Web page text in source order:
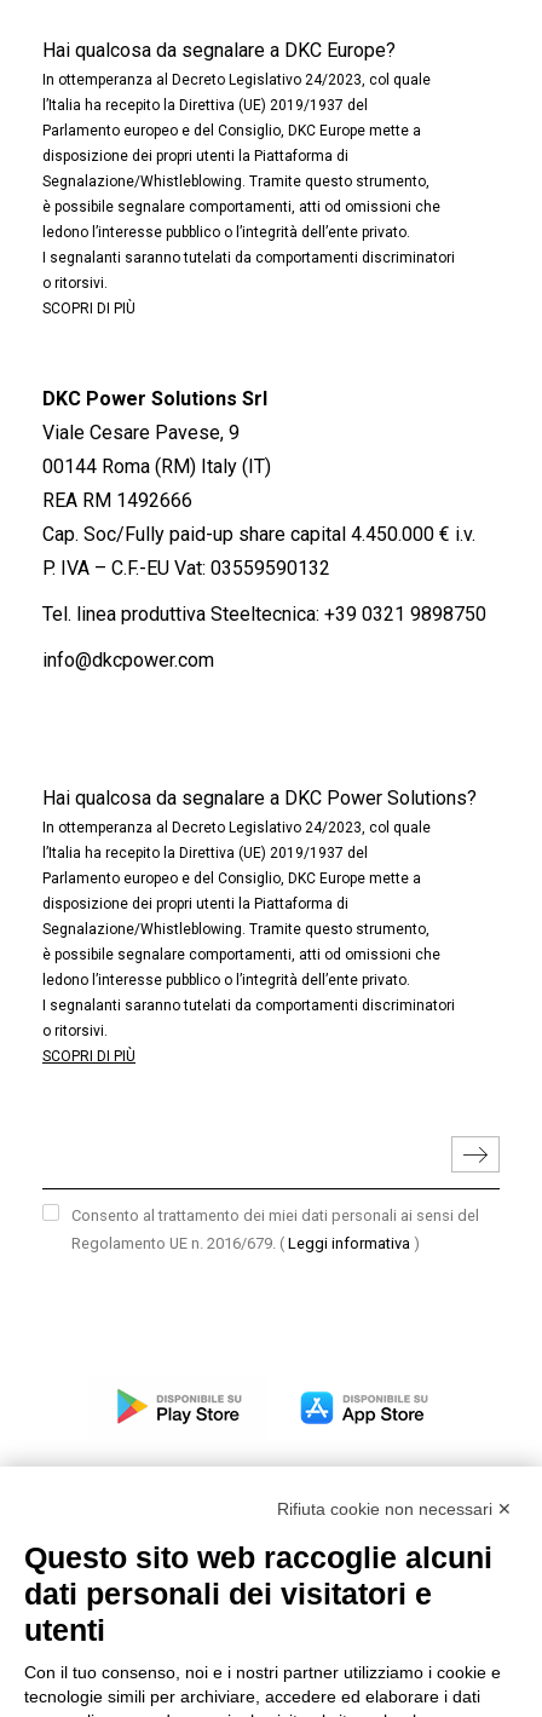
Hai qualcosa da segnalare a DKC Europe?
In ottemperanza al Decreto Legislativo 24/2023, col quale
l’Italia ha recepito la Direttiva (UE) 2019/1937 del
Parlamento europeo e del Consiglio, DKC Europe mette a
disposizione dei propri utenti la Piattaforma di
Segnalazione/Whistleblowing. Tramite questo strumento,
è possibile segnalare comportamenti, atti od omissioni che
ledono l’interesse pubblico o l’integrità dell’ente privato.
I segnalanti saranno tutelati da comportamenti discriminatori
o ritorsivi.
SCOPRI DI PIÙ
DKC Power Solutions Srl
Viale Cesare Pavese, 9
00144 Roma (RM) Italy (IT)
REA RM 1492666
Cap. Soc/Fully paid-up share capital 4.450.000 € i.v.
P. IVA – C.F.-EU Vat: 03559590132
Tel. linea produttiva Steeltecnica: +39 0321 9898750
info@dkcpower.com
Hai qualcosa da segnalare a DKC Power Solutions?
In ottemperanza al Decreto Legislativo 24/2023, col quale
l’Italia ha recepito la Direttiva (UE) 2019/1937 del
Parlamento europeo e del Consiglio, DKC Europe mette a
disposizione dei propri utenti la Piattaforma di
Segnalazione/Whistleblowing. Tramite questo strumento,
è possibile segnalare comportamenti, atti od omissioni che
ledono l’interesse pubblico o l’integrità dell’ente privato.
I segnalanti saranno tutelati da comportamenti discriminatori
o ritorsivi.
SCOPRI DI PIÙ
Consento al trattamento dei miei dati personali ai sensi del
Regolamento UE n. 2016/679. ( Leggi informativa )
Modello organizzativo, gestione e controllo – D. lgs.
231/2001
Condizioni generali di vendita DKC Power Solutions
Rifiuta cookie non necessari ✕
Questo sito web raccoglie alcuni
dati personali dei visitatori e
utenti
Con il tuo consenso, noi e i nostri partner utilizziamo i cookie e
tecnologie simili per archiviare, accedere ed elaborare i dati